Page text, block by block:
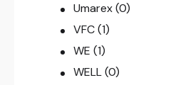
Umarex (0)
VFC (1)
WE (1)
WELL (0)